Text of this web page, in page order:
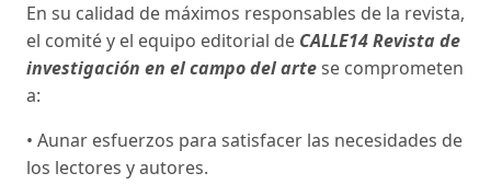
En su calidad de máximos responsables de la revista,
el comité y el equipo editorial de CALLE14 Revista de
investigación en el campo del artese comprometen
a:
• Aunar esfuerzos para satisfacer las necesidades de
los lectores y autores.